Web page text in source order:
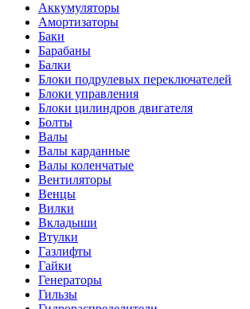
Аккумуляторы
Амортизаторы
Баки
Барабаны
Балки
Блоки подрулевых переключателей
Блоки управления
Блоки цилиндров двигателя
Болты
Валы
Валы карданные
Валы коленчатые
Вентиляторы
Венцы
Вилки
Вкладыши
Втулки
Газлифты
Гайки
Генераторы
Гильзы